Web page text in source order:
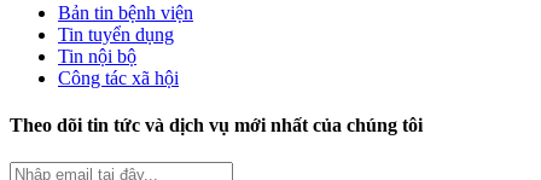
Bản tin bệnh viện
Tin tuyển dụng
Tin nội bộ
Công tác xã hội
Theo dõi tin tức và dịch vụ mới nhất của chúng tôi